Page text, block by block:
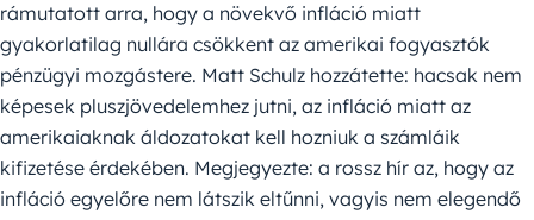
rámutatott arra, hogy a növekvő infláció miatt
gyakorlatilag nullára csökkent az amerikai fogyasztók
pénzügyi mozgástere. Matt Schulz hozzátette: hacsak nem
képesek pluszjövedelemhez jutni, az infláció miatt az
amerikaiaknak áldozatokat kell hozniuk a számláik
kifizetése érdekében. Megjegyezte: a rossz hír az, hogy az
infláció egyelőre nem látszik eltűnni, vagyis nem elegendő